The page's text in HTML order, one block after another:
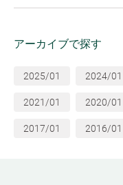
アーカイブで探す
2025/01 2024/01
2021/01 2020/01
2017/01 2016/01